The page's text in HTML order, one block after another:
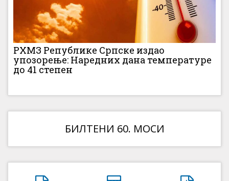
РХМЗ Републике Српске издао
упозорење: Наредних дана температуре
до 41 степен
БИЛТЕНИ 60. МОСИ